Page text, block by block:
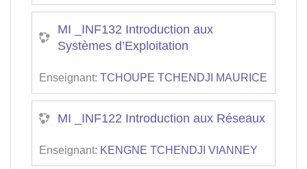
MI _INF132 Introduction aux
Systèmes d’Exploitation
Enseignant: TCHOUPE TCHENDJI MAURICE
MI _INF122 Introduction aux Réseaux
Enseignant: KENGNE TCHENDJI VIANNEY